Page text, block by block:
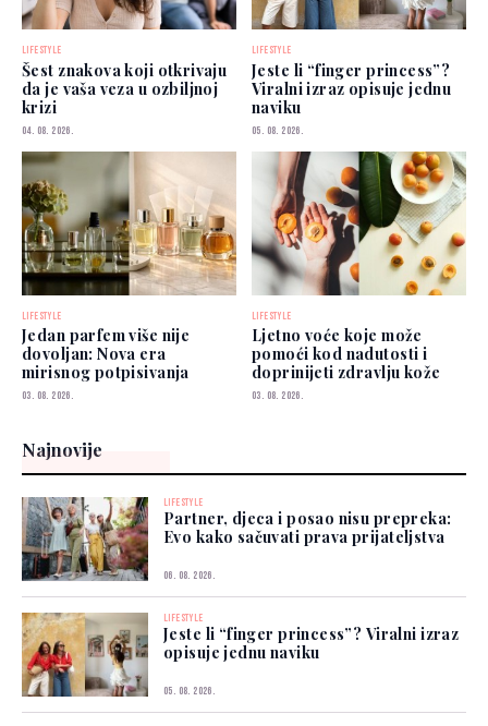
LIFESTYLE
Šest znakova koji otkrivaju
da je vaša veza u ozbiljnoj
krizi
04. 08. 2026.
LIFESTYLE
Jeste li “finger princess”?
Viralni izraz opisuje jednu
naviku
05. 08. 2026.
LIFESTYLE
Jedan parfem više nije
dovoljan: Nova era
mirisnog potpisivanja
03. 08. 2026.
LIFESTYLE
Ljetno voće koje može
pomoći kod nadutosti i
doprinijeti zdravlju kože
03. 08. 2026.
Najnovije
LIFESTYLE
Partner, djeca i posao nisu prepreka:
Evo kako sačuvati prava prijateljstva
06. 08. 2026.
LIFESTYLE
Jeste li “finger princess”? Viralni izraz
opisuje jednu naviku
05. 08. 2026.